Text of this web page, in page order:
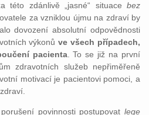
této zdánlivě „jasné“ situace bez
za vzniklou újmu na zdraví by
dovození absolutní odpovědnosti
výkonůve všech případech,
pacienta. To se již na první
zdravotních služeb nepřiměřeně
motivací je pacientovi pomoci, a
povinnosti postupovat lege